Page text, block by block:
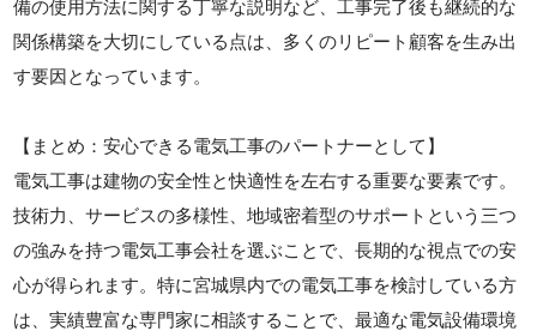
備の使用方法に関する丁寧な説明など、工事完了後も継続的な
関係構築を大切にしている点は、多くのリピート顧客を生み出
す要因となっています。
【まとめ：安心できる電気工事のパートナーとして】
電気工事は建物の安全性と快適性を左右する重要な要素です。
技術力、サービスの多様性、地域密着型のサポートという三つ
の強みを持つ電気工事会社を選ぶことで、長期的な視点での安
心が得られます。特に宮城県内での電気工事を検討している方
は、実績豊富な専門家に相談することで、最適な電気設備環境